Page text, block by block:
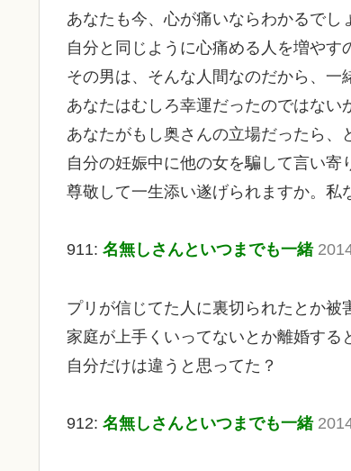
あなたも今、心が痛いならわかるでし
自分と同じように心痛める人を増やす
その男は、そんな人間なのだから、一
あなたはむしろ幸運だったのではない
あなたがもし奥さんの立場だったら、
自分の妊娠中に他の女を騙して言い寄
尊敬して一生添い遂げられますか。私
911: 名無しさんといつまでも一緒
プリが信じてた人に裏切られたとか被
家庭が上手くいってないとか離婚する
自分だけは違うと思ってた？
912: 名無しさんといつまでも一緒